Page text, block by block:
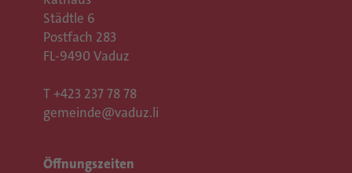
Städtle 6
Postfach 283
FL-9490 Vaduz
T +423 237 78 78
gemeinde@vaduz.li
Öffnungszeiten